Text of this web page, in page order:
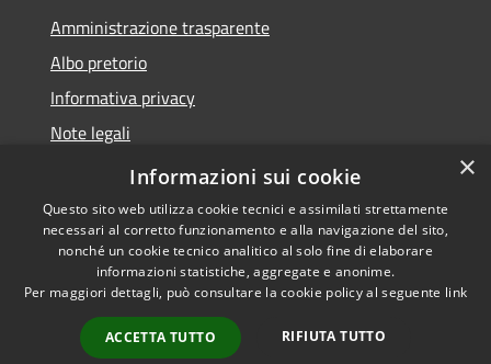
Amministrazione trasparente
Albo pretorio
Informativa privacy
Note legali
Dichiarazione di accessibilità
Accessibilità
Copyright © 2026 • Comune di
Castel d'Ario • Powered by
Municipium•
×
Informazioni sui cookie
Questo sito web utilizza cookie tecnici e assimilati strettamente
necessari al corretto funzionamento e alla navigazione del sito,
nonché un cookie tecnico analitico al solo fine di elaborare
informazioni statistiche, aggregate e anonime.
Per maggiori dettagli, può consultare la cookie policy al seguente link
ACCETTA TUTTO RIFIUTA TUTTO